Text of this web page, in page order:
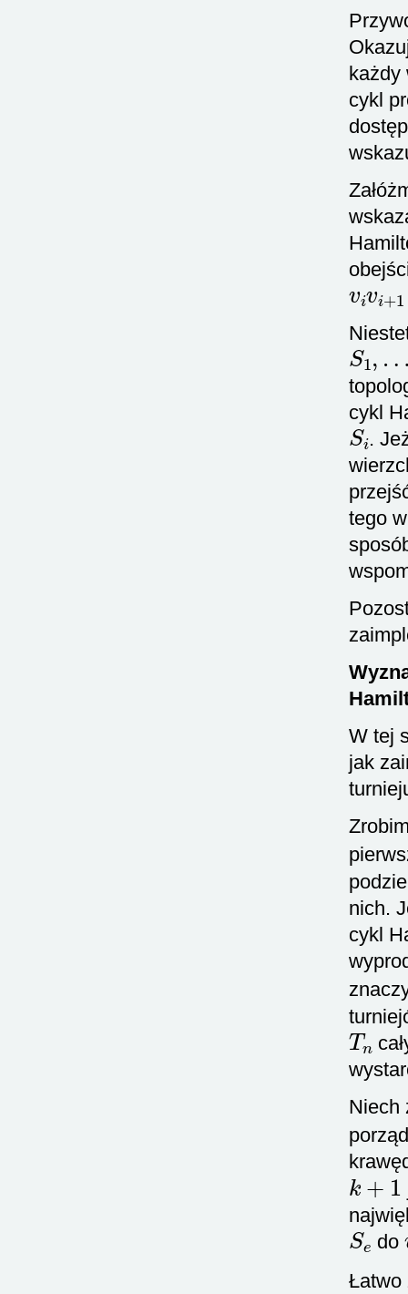
każdy
cykl
vivi+
S1,…
cykl
Si
.
tego
W tej
jak
nich.
cykl
Tn
Niech
k+1
Se
do
Łatwo